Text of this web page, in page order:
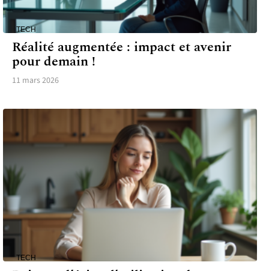
TECH
Réalité augmentée : impact et avenir
pour demain !
11 mars 2026
TECH